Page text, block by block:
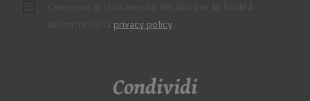
privacy policy.
Condividi